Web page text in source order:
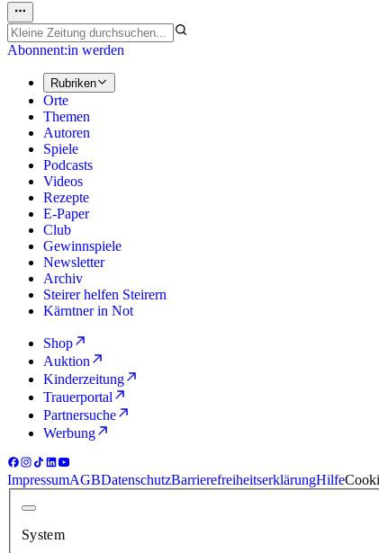
Abonnent:in werden
Rubriken
Orte
Themen
Autoren
Spiele
Podcasts
Videos
Rezepte
E-Paper
Club
Gewinnspiele
Newsletter
Archiv
Steirer helfen Steirern
Kärntner in Not
Shop
Auktion
Kinderzeitung
Trauerportal
Partnersuche
Werbung
ImpressumAGBDatenschutzBarrierefreiheitserklärungHilfe
System